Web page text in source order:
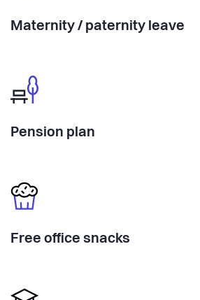
Maternity / paternity leave
Pension plan
Free office snacks